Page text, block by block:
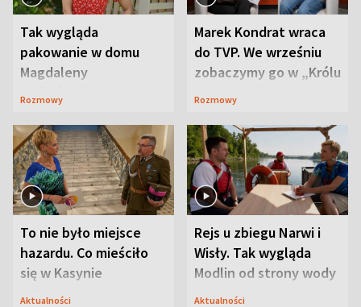
Tak wygląda
pakowanie w domu
Magdaleny
Waligórskiej-Lisieckiej.
Rozmowy
Marek Kondrat wraca
do TVP. We wrześniu
zobaczymy go w „Królu
Maciusiu I”
Rozmowy
To nie było miejsce
hazardu. Co mieściło
się w Kasynie
Oficerskim?
Aktualności
Rejs u zbiegu Narwi i
Wisły. Tak wygląda
Modlin od strony wody
Aktualności